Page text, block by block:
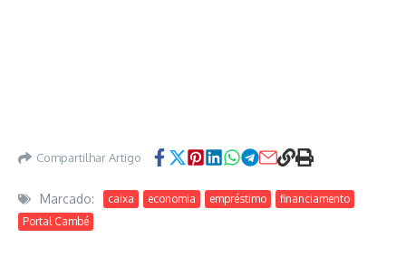
Compartilhar Artigo
Marcado: caixa economia empréstimo
financiamento
Portal Cambé